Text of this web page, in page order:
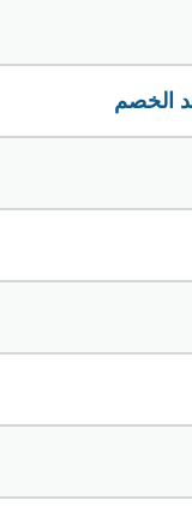
الخصم